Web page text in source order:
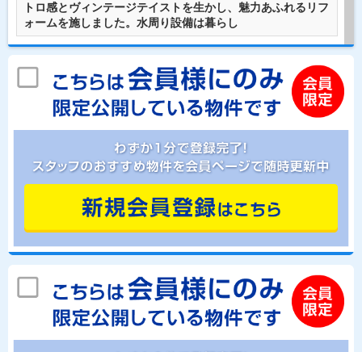
トロ感とヴィンテージテイストを生かし、魅力あふれるリフ
ォームを施しました。水周り設備は暮らし